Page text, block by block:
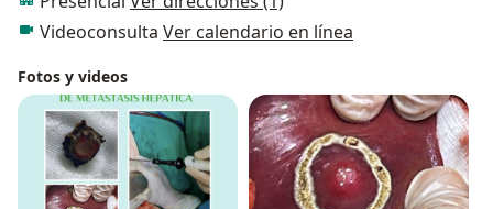
Videoconsulta Ver calendario en línea
Fotos y videos